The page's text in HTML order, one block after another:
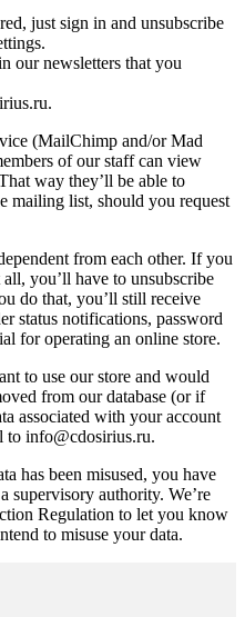
just sign in and unsubscribe
our newsletters that you
(MailChimp and/or Mad
of our staff can view
way they’ll be able to
mailing list, should you request
from each other. If you
you’ll have to unsubscribe
do that, you’ll still receive
status notifications, password
for operating an online store.
to use our store and would
from our database (or if
associated with your account
to info@cdosirius.ru.
has been misused, you have
supervisory authority. We’re
Regulation to let you know
to misuse your data.